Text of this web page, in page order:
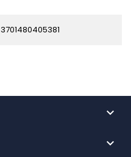
3701480405381

